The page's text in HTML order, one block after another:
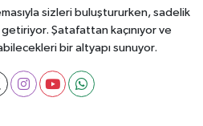
sizleri buluştururken, sadelik
Şatafattan kaçınıyor ve
bir altyapı sunuyor.